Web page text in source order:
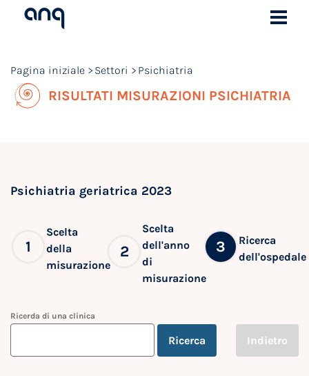
Pagina iniziale Settori Psichiatria
RISULTATI MISURAZIONI PSICHIATRIA
Psichiatria geriatrica 2023
1
Scelta
della
misurazione
2
Scelta
dell'anno
di
misurazione
3
Ricerca
dell'ospedale
Ricerda di una clinica
Ricerca Indietro